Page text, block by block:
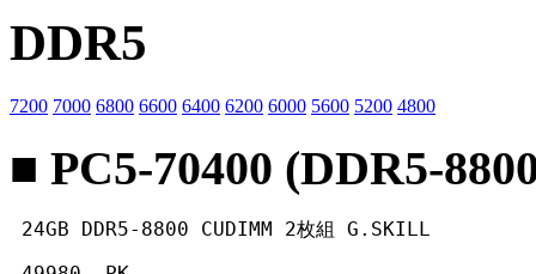
DDR5
7200 7000 6800 6600 6400 6200 6000 5600 5200 4800
■ PC5-70400 (DDR5-
24GB DDR5-8800 CUDIMM 2枚組 G.SKILL